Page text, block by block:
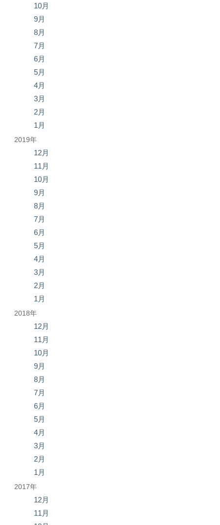
10月
9月
8月
7月
6月
5月
4月
3月
2月
1月
2019年
12月
11月
10月
9月
8月
7月
6月
5月
4月
3月
2月
1月
2018年
12月
11月
10月
9月
8月
7月
6月
5月
4月
3月
2月
1月
2017年
12月
11月